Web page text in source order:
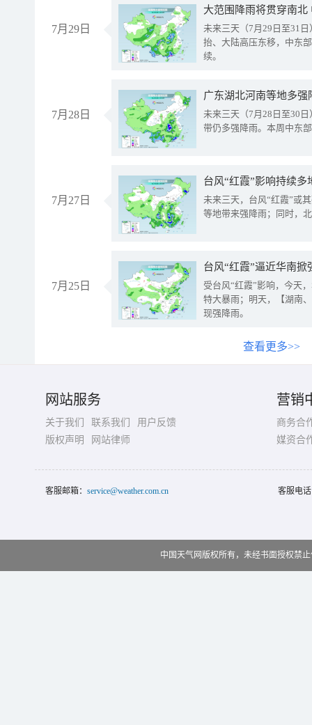
7月29日
大范围降雨将贯穿南
未来三天（7月29日至31
抬、大陆高压东移，中东
续。
7月28日
广东湖北河南等地多
未来三天（7月28日至30
带仍多强降雨。本周中东
7月27日
台风“红霞”影响持续
未来三天，台风“红霞”或
等地带来强降雨；同时，
7月25日
台风“红霞”逼近华南
受台风“红霞”影响，今天
特大暴雨；明天，【湖南
现强降雨。
查看更多>>
网站服务
关于我们 联系我们
用户反馈
版权声明
网站律师
营销
商务合
媒资合
客服邮箱： service@weather.com.cn 客服电
中国天气网版权所有，未经书面授权